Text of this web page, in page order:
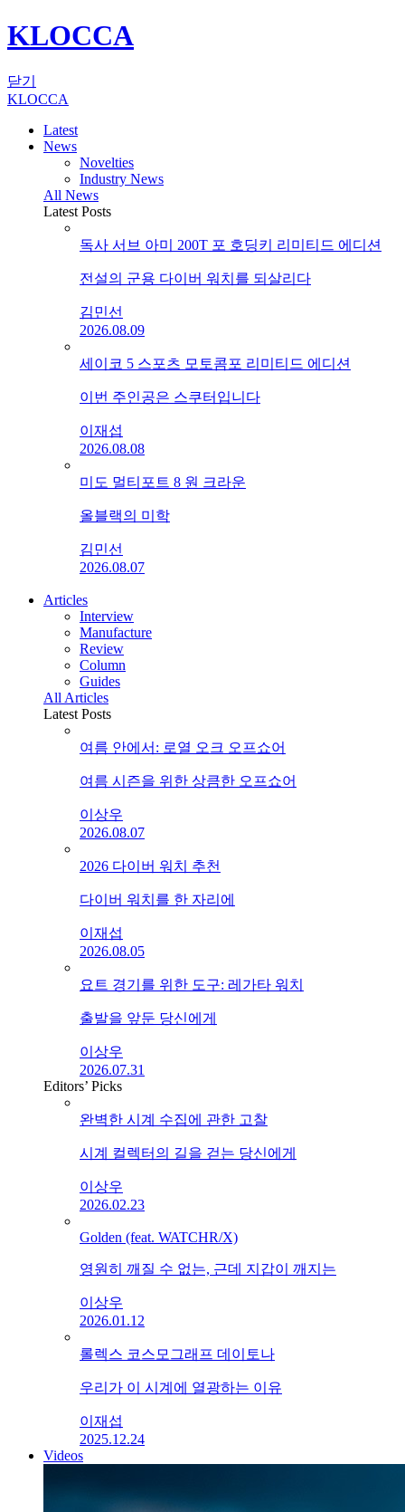
KLOCCA
닫기
KLOCCA
Latest
News
Novelties
Industry News
All News
Latest Posts
독사 서브 아미 200T 포 호딩키 리미티드 에디션
전설의 군용 다이버 워치를 되살리다
김민선
2026.08.09
세이코 5 스포츠 모토콤포 리미티드 에디션
이번 주인공은 스쿠터입니다
이재섭
2026.08.08
미도 멀티포트 8 원 크라운
올블랙의 미학
김민선
2026.08.07
Articles
Interview
Manufacture
Review
Column
Guides
All Articles
Latest Posts
여름 안에서: 로열 오크 오프쇼어
여름 시즌을 위한 상큼한 오프쇼어
이상우
2026.08.07
2026 다이버 워치 추천
다이버 워치를 한 자리에
이재섭
2026.08.05
요트 경기를 위한 도구: 레가타 워치
출발을 앞둔 당신에게
이상우
2026.07.31
Editors’ Picks
완벽한 시계 수집에 관한 고찰
시계 컬렉터의 길을 걷는 당신에게
이상우
2026.02.23
Golden (feat. WATCHR/X)
영원히 깨질 수 없는, 근데 지갑이 깨지는
이상우
2026.01.12
롤렉스 코스모그래프 데이토나
우리가 이 시계에 열광하는 이유
이재섭
2025.12.24
Videos